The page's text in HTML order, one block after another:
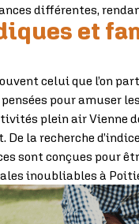
différentes,
et
celui que l’on
pour amuser
plein air
De la recherche
sont conçues pour
inoubliables à